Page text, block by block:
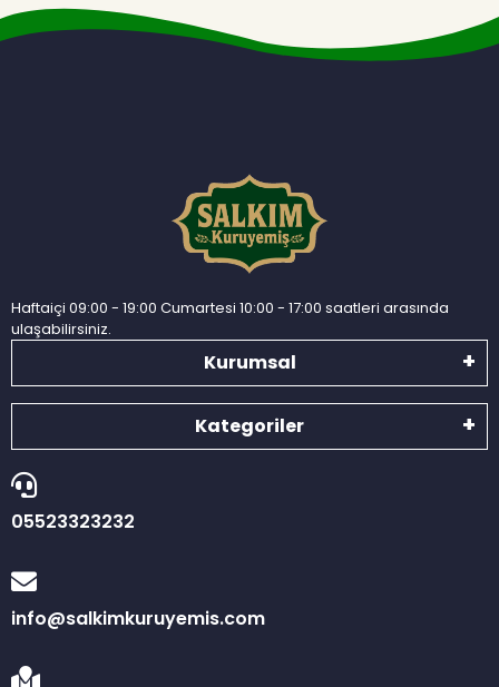
Haftaiçi 09:00 - 19:00 Cumartesi 10:00 - 17:00 saatleri arasında
ulaşabilirsiniz.
Kurumsal
Kategoriler
05523323232
info@salkimkuruyemis.com